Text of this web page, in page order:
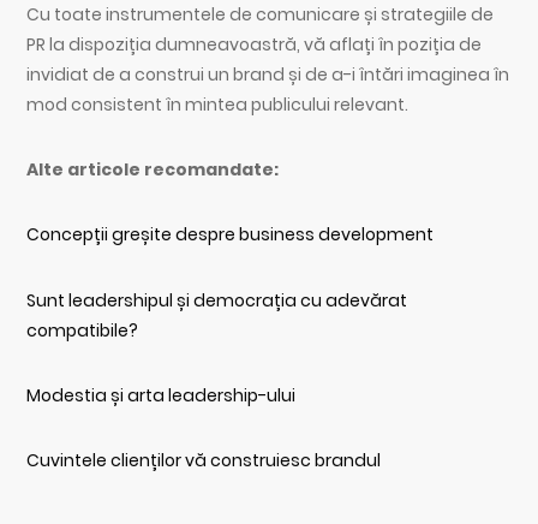
Cu toate instrumentele de comunicare și strategiile de
PR la dispoziția dumneavoastră, vă aflați în poziția de
invidiat de a construi un brand și de a-i întări imaginea în
mod consistent în mintea publicului relevant.
Alte articole recomandate:
Concepții greșite despre business development
Sunt leadershipul și democrația cu adevărat
compatibile?
Modestia și arta leadership-ului
Cuvintele clienților vă construiesc brandul